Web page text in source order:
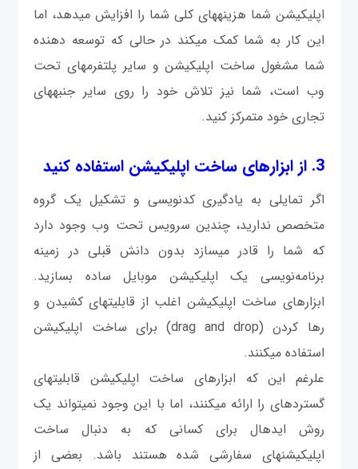
اپلیکیشن شما هزینه‎های کلی شما را افزایش می‎دهد، اما
این کار به شما کمک می‎کند در حالی که توسعه دهنده
شما مشغول ساخت اپلیکیشن و سایر پلتفرم‎های تحت
وب است، شما نیز تلاش خود را روی سایر جنبه‎های
تجاری خود متمرکز کنید.
3. از ابزارهای ساخت اپلیکیشن استفاده کنید
اگر تمایلی به یادگیری کدنویسی و تشکیل یک گروه
متخصص ندارید، چندین سرویس تحت وب وجود دارد
که شما را قادر می‎سازد بدون دانش قبلی در زمینه
برنامه‌نویسی یک اپلیکیشن موبایل ساده بسازید.
ابزارهای ساخت اپلیکیشن اغلب از قابلیت‎های کشیدن و
رها کردن (drag and drop) برای ساخت اپلیکیشن
استفاده می‎کنند.
عل‎رغم این که ابزارهای ساخت اپلیکیشن قابلیت‎های
گسترده‎ای را ارائه می‎کنند، اما با این وجود نمی‎تواند یک
روش ایده‎ال برای کسانی که به دنبال ساخت
اپلیکیشن‎های سفارشی شده هستند باشد. بعضی از